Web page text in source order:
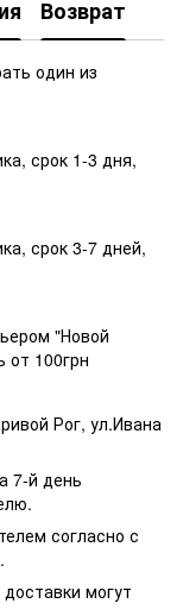
Возврат
один из
срок 1-3 дня,
срок 3-7 дней,
"Новой
от 100грн
Рог, ул.Ивана
7-й день
согласно с
могут